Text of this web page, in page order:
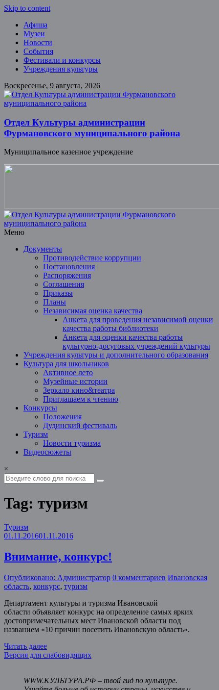
Skip to content
Афиша
Музеи
Новости
События
Фестивали и конкурсы
Учреждения культуры
Воскресенье, 9 августа, 2026
Отдел Культуры администрации
Фурмановского муниципального района
Муниципальное казенное учреждение
Меню
Документы
Противодействие коррупции
Постановления
Распоряжения
Соглашения
Приказы
Планы
Независимая оценка качества
Анкета для проведения независимой оценки
качества работы библиотеки
Анкета для оценки качества работы
культурно-досуговых учреждений культуры
Учреждения культуры и дополнительного образования
Культура для школьников
Активное лето
Музейные истории
Зеркало кино&театра
Приглашаем к чтению
Конкурсы
Положения
Дудинский фестиваль
Туризм
Новости туризма
Видеосюжеты
×
Tag: туризм
Туризм
01.11.201601.11.2016
Внимание, конкурс!
Опубликовано: Администратор 0 комментариев Ивановская
область, конкурс, туризм
Департамент культуры и туризма Ивановской
области объявляет конкурс на определение самых ярких
достопримечательных мест Ивановской области под
названием «10 причин посетить Ивановскую область».
Читать далее
Версия для слабовидящих
WWW.КУЛЬТУРА.РФ – твой гид по культуре.